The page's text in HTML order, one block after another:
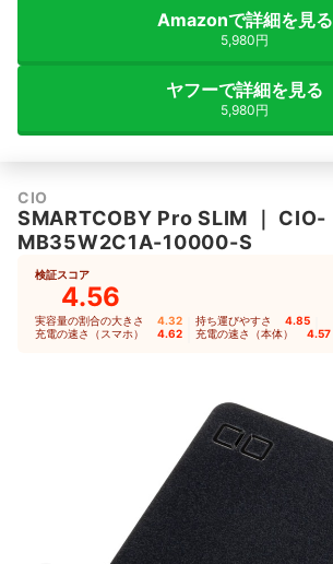
Amazonで詳細を見る
5,980円
ヤフーで詳細を見る
5,980円
CIO
SMARTCOBY Pro SLIM
CIO-
MB35W2C1A-10000-S
検証スコア
4.56
実容量の割合の大きさ 4.32 持ち運びやすさ 4.85
充電の速さ（スマホ） 4.62 充電の速さ（本体） 4.57